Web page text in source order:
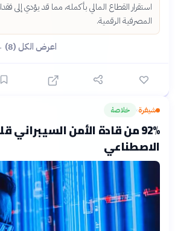
استقرار القطاع المالي بأكمله، مما قد يؤدي إلى فقدان
المصرفية الرقمية.
اعرض الكل (8) ←
› خلاصة
92% من قادة الأمن السيبراني